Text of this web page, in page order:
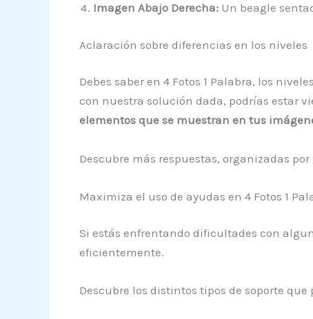
Imagen Abajo Derecha:Un beagle
Aclaración sobre diferencias en los niveles
Debes saber en 4 Fotos 1 Palabra, los
con nuestra solución dada, podrías estar
elementos que se muestran en tus
Descubre más respuestas, organizadas
Maximiza el uso de ayudas en 4 Fotos 1
Si estás enfrentando dificultades con
eficientemente.
Descubre los distintos tipos de soporte que